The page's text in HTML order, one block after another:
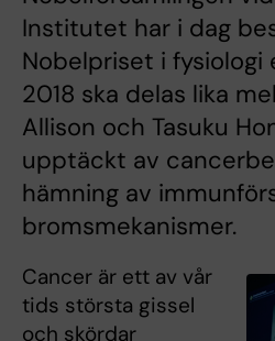
Institutet har i dag
Nobelpriset i fysiologi
2018 ska delas lika
Allison och Tasuku
upptäckt av
hämning av
bromsmekanismer.
Cancer är ett av vår
tids största gissel
och skördar